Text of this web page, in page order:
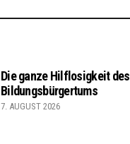
Die ganze Hilflosigkeit des
Bildungsbürgertums
7. AUGUST 2026